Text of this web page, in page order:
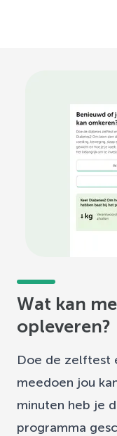
Wat kan
opleveren?
Doe de zelftest
meedoen jou
minuten heb je
programma